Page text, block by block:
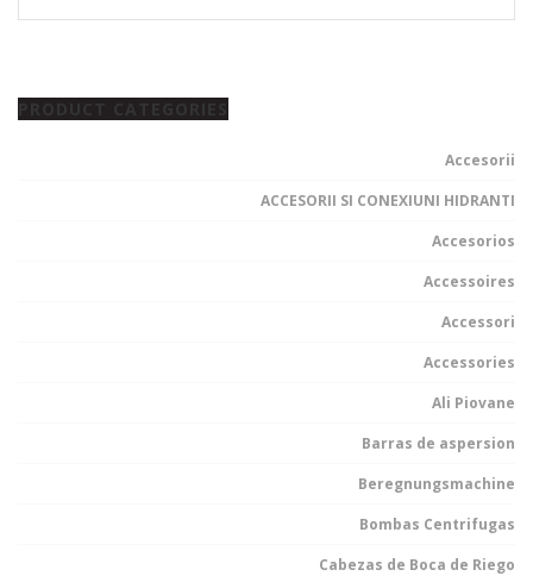
Accesorii
ACCESORII SI CONEXIUNI HIDRANTI
Accesorios
Accessoires
Accessori
Accessories
Ali Piovane
Barras de aspersion
Beregnungsmachine
Bombas Centrifugas
Cabezas de Boca de Riego